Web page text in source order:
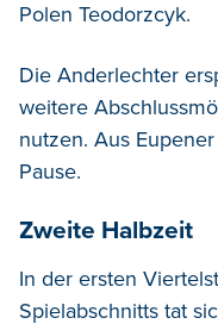
Polen Teodorzcyk.
Die Anderlechter
weitere
nutzen. Aus
Pause.
Zweite Halbzeit
In der ersten
Spielabschnitts tat